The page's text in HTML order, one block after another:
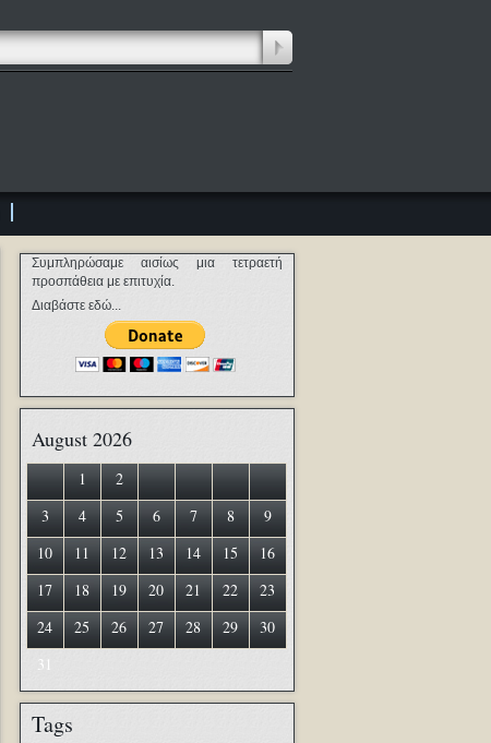
Συμπληρώσαμε αισίως μια τετραετή
προσπάθεια με επιτυχία.
Διαβάστε εδώ...
August 2026
1
2
3
4 5 6 7 8
9
10
11 12 13 14 15
16
17
18 19 20 21 22
23
24
25 26 27 28 29
30
31
Tags